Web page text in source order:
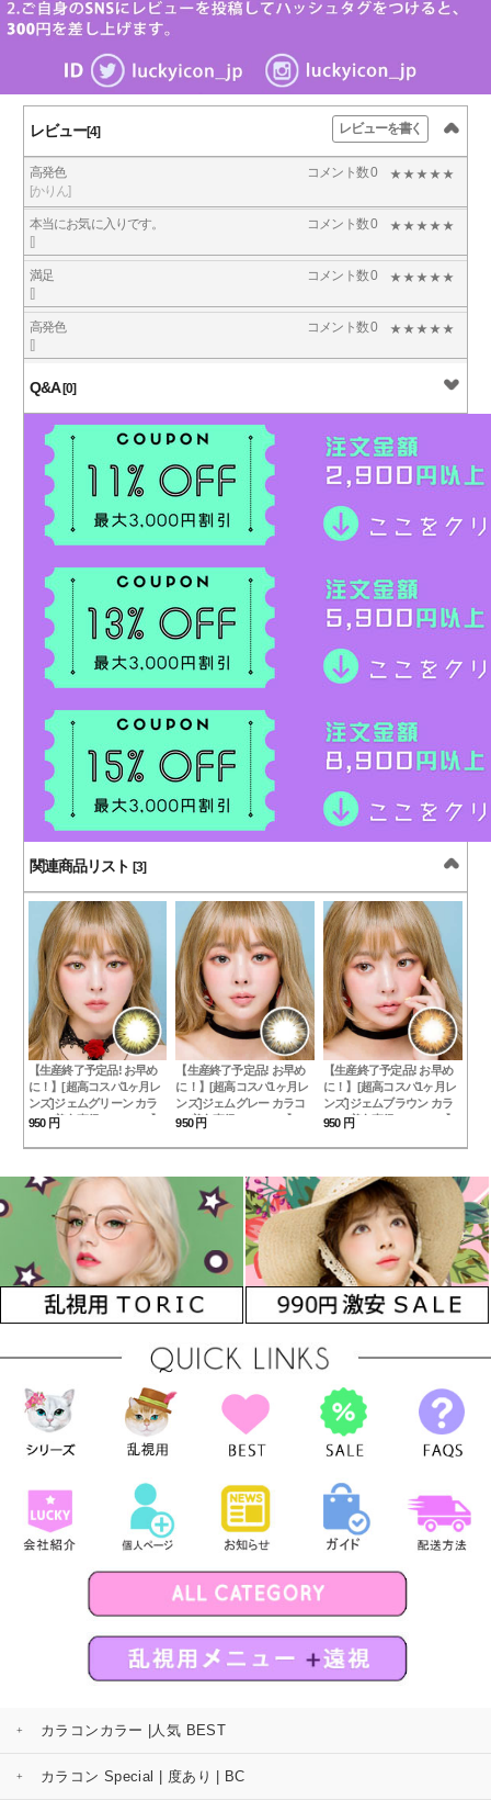
レビュー[4]
高発色
[かりん]
コメント数 0
本当にお気に入りです。
[]
コメント数 0
満足
[]
コメント数 0
高発色
[]
コメント数 0
レビューを書く
Q&A [0]
関連商品リスト [3]
【生産終了予定品! お早め
に！】[超高コスパ1ヶ月レ
ンズ]ジェムグリーン カラ
コン[着色直径：13.0mm】
級発色Gem Green
950 円
【生産終了予定品! お早め
に！】[超高コスパ1ヶ月レ
ンズ]ジェムグレー カラコ
ン[着色直径：13.0mm】シ
ドルみたいGem Gray
950 円
【生産終了予定品! お早め
に！】[超高コスパ1ヶ月レ
ンズ]ジェムブラウン カラ
コン[着色直径：13.0mm】
囲気女神Gem Brown
950 円
カラコンカラー |人気 BEST
カラコン Special | 度あり | BC